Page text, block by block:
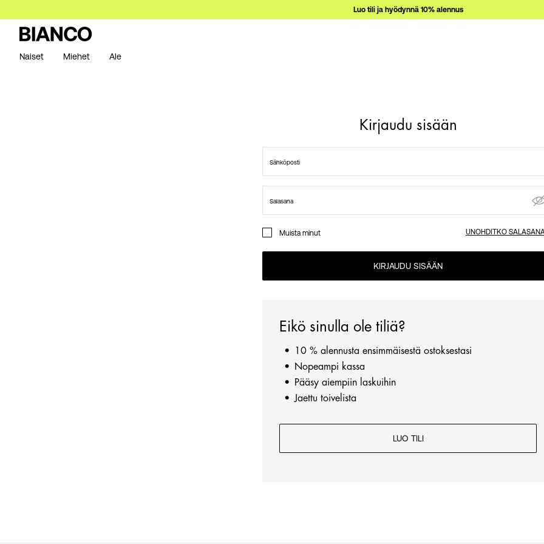
Luo tili ja hyödynnä 10% alennus
Naiset Miehet Ale
Kirjaudu sisään
Sähköposti
Salasana
Muista minut UNOHDITKO
KIRJAUDU SISÄÄN
Eikö sinulla ole tiliä?
10 % alennusta ensimmäisestä ostoksestasi
Nopeampi kassa
Pääsy aiempiin laskuihin
Jaettu toivelista
LUO TILI